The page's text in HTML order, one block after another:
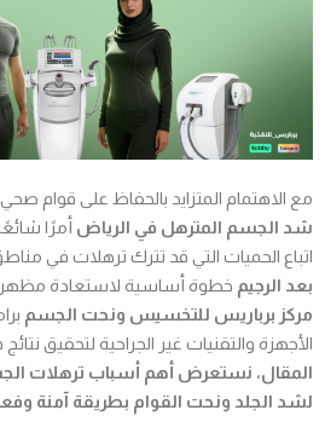
مع الاهتمام المتزايد بالحفاظ على قوام
شد الجسم المترهل في الرياض أمرًا
اتباع الحميات التي قد تترك ترهلات في
بعد الرجيم خطوة أساسية لاستعادة
مركز برباريس للتخسيس ونحت الجسم
الأجهزة والتقنيات غير الجراحية لتحقيق نتائج
المقال، نستعرض أهم أسباب ترهلات
لشد الجلد ونحت القوام بطريقة آمنة